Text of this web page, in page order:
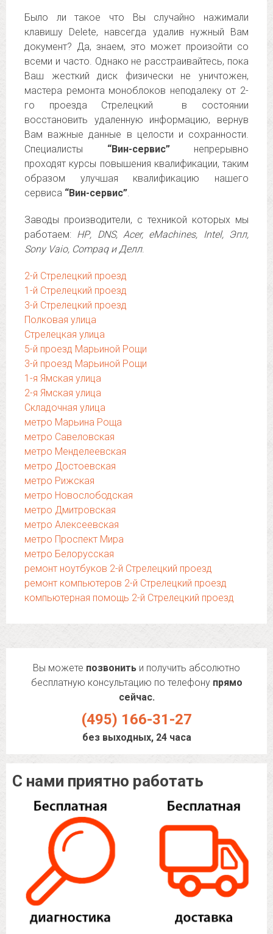
Было ли такое что Вы случайно нажимали
клавишу Delete, навсегда удалив нужный Вам
документ? Да, знаем, это может произойти со
всеми и часто. Однако не расстраивайтесь, пока
Ваш жесткий диск физически не уничтожен,
мастера ремонта моноблоков неподалеку от 2-
го проезда Стрелецкий в состоянии
восстановить удаленную информацию, вернув
Вам важные данные в целости и сохранности.
Специалисты “Вин-сервис”непрерывно
проходят курсы повышения квалификации, таким
образом улучшая квалификацию нашего
сервиса “Вин-сервис”.
Заводы производители, с техникой которых мы
работаем: НР, DNS, Acer, eMachines, Intel, Эпл,
Sony Vaio, Compaq и Делл.
2-й Стрелецкий проезд
1-й Стрелецкий проезд
3-й Стрелецкий проезд
Полковая улица
Стрелецкая улица
5-й проезд Марьиной Рощи
3-й проезд Марьиной Рощи
1-я Ямская улица
2-я Ямская улица
Складочная улица
метро Марьина Роща
метро Савеловская
метро Менделеевская
метро Достоевская
метро Рижская
метро Новослободская
метро Дмитровская
метро Алексеевская
метро Проспект Мира
метро Белорусская
ремонт ноутбуков 2-й Стрелецкий проезд
ремонт компьютеров 2-й Стрелецкий проезд
компьютерная помощь 2-й Стрелецкий проезд
Вы можете позвонить и получить абсолютно
бесплатную консультацию по телефону прямо
сейчас.
(495) 166-31-27
без выходных, 24 часа
С нами приятно работать